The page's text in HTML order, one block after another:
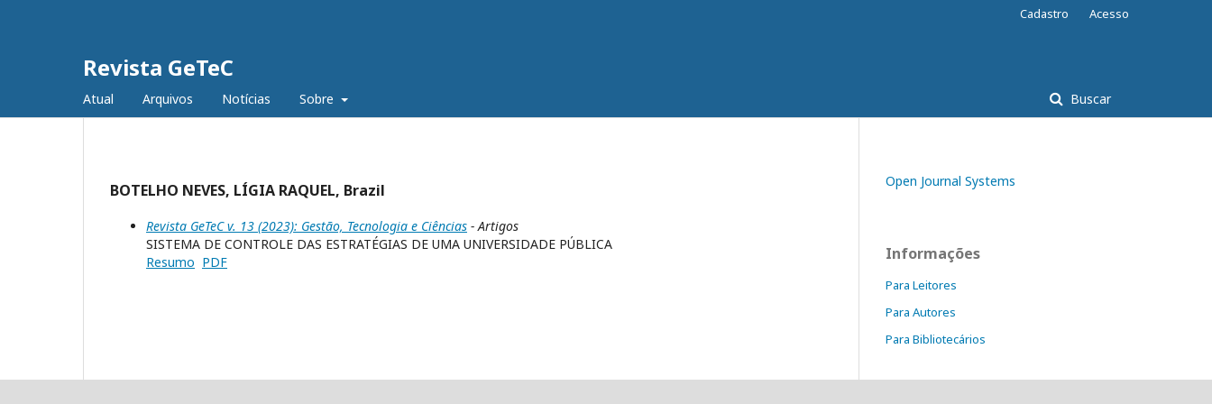
Revista GeTeC
Atual Arquivos Notícias Sobre Buscar
Cadastro Acesso
BOTELHO NEVES, LÍGIA RAQUEL, Brazil
Revista GeTeC v. 13 (2023): Gestão, Tecnologia e Ciências - Artigos
SISTEMA DE CONTROLE DAS ESTRATÉGIAS DE UMA UNIVERSIDADE PÚBLICA
Resumo PDF
Open Journal Systems
Informações
Para Leitores
Para Autores
Para Bibliotecários